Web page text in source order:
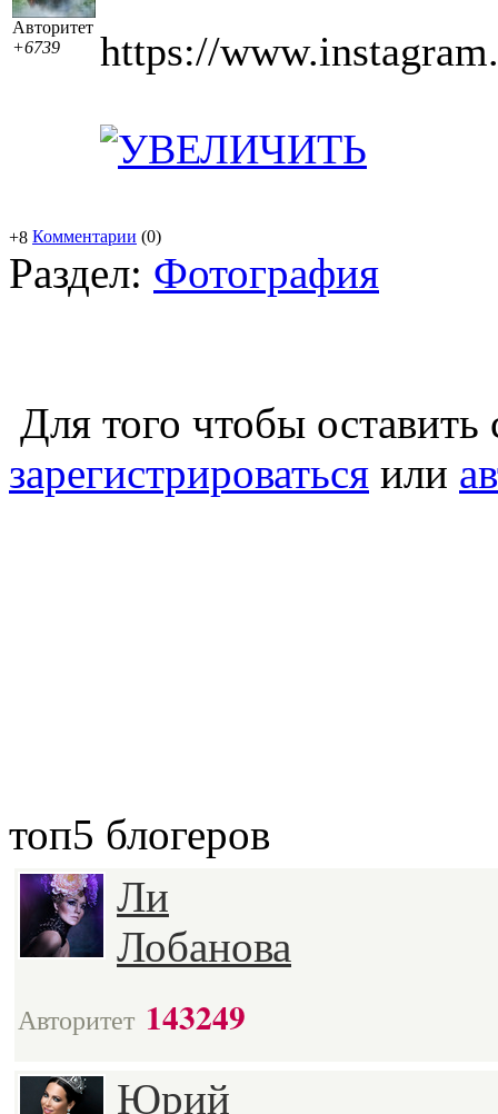
Авторитет
+6739
https://
+8 Комментарии (0)
Раздел: Фотография
Для того чтобы
зарегистрироваться или
топ5 блогеров
Ли
Лобанова
Авторитет 143249
Юрий